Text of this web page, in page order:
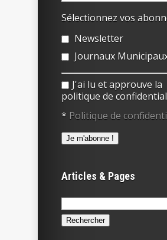
Sélectionnez vos
Newsletter
Journaux
J'ai lu et approuve la
politique de
* Politique de
Articles & Pages
Rechercher :